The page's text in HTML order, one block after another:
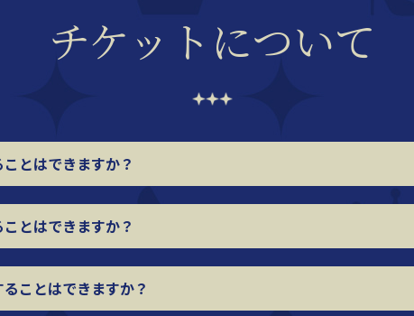
チケットについて
とはできますか？
とはできますか？
ことはできますか？